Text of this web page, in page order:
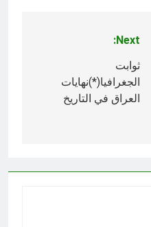
Next:
ثوابت
الجغرافيا(*)نهايات
العراق في التاريخ